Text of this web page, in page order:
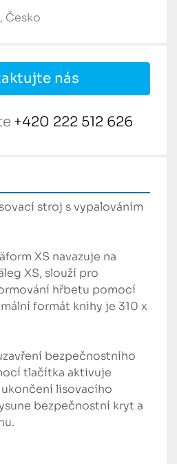
Česko
nás
+420 222 512 626
stroj s vypalováním
XS navazuje na
XS, slouží pro
hřbetu pomocí
formát knihy je 310 x
bezpečnostního
tlačítka aktivuje
lisovacího
bezpečnostní kryt a